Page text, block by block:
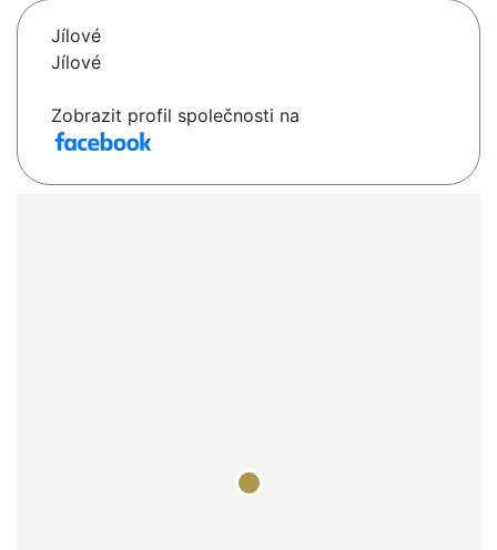
Jílové
Jílové
Zobrazit profil společnosti na